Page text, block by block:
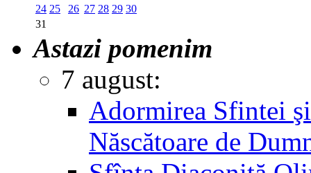
24 25 26 27 28 29 30
31
Astazi pomenim
7 august:
Adormirea Sfintei
Născătoare de